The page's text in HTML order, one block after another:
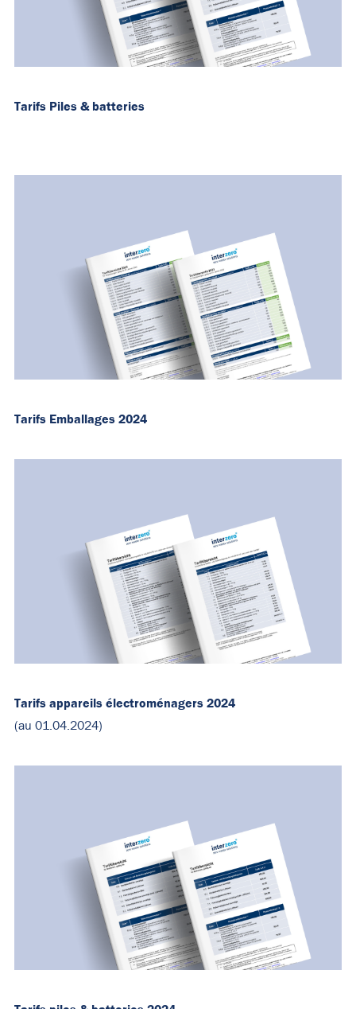
Tarifs Piles & batteries
Tarifs Emballages 2024
Tarifs appareils électroménagers 2024
(au 01.04.2024)